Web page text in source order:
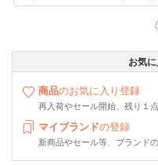
お気
商品のお気に入り登録
再入荷やセール開始、残り１
マイブランドの登録
新商品やセール等、ブランド